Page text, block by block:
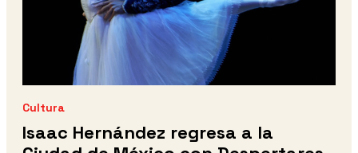
Cultura
Isaac Hernández regresa a la